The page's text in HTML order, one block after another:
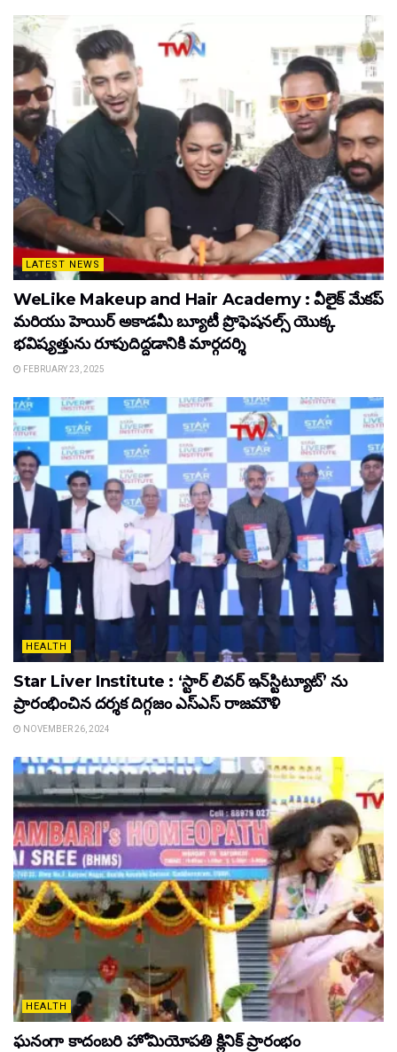
LATEST NEWS
WeLike Makeup and Hair Academy : వీలైక్ మేకప్
మరియు హెయిర్ అకాడమీ బ్యూటీ ప్రొఫెషనల్స్ యొక్క
భవిష్యత్తును రూపుదిద్దడానికి మార్గదర్శి
FEBRUARY 23, 2025
HEALTH
Star Liver Institute : ‘స్టార్ లివర్ ఇన్‌స్టిట్యూట్’ ను
ప్రారంభించిన ద‌ర్శ‌క దిగ్గ‌జం ఎస్ఎస్ రాజ‌మౌళి
NOVEMBER 26, 2024
HEALTH
ఘ‌నంగా కాదంబ‌రి హోమియోపతి క్లినిక్ ప్రారంభం